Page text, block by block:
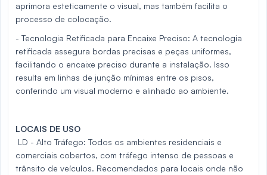
aprimora esteticamente o visual, mas também facilita o
processo de colocação.
- Tecnologia Retificada para Encaixe Preciso: A tecnologia
retificada assegura bordas precisas e peças uniformes,
facilitando o encaixe preciso durante a instalação. Isso
resulta em linhas de junção mínimas entre os pisos,
conferindo um visual moderno e alinhado ao ambiente.
LOCAIS DE USO
LD - Alto Tráfego: Todos os ambientes residenciais e
comerciais cobertos, com tráfego intenso de pessoas e
trânsito de veículos. Recomendados para locais onde não